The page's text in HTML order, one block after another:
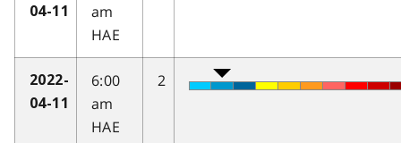
04-11
am
HAE
2022-
04-11
6:00
am
HAE
2